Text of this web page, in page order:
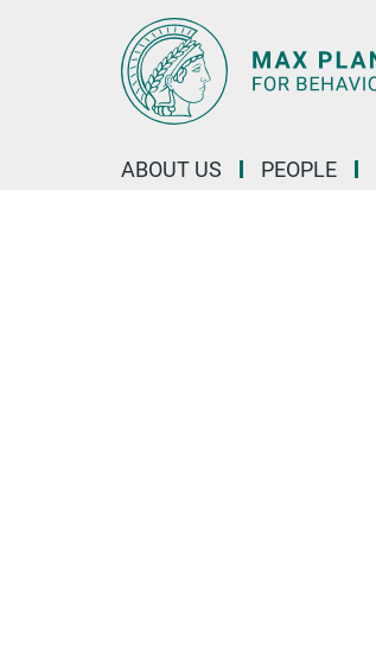
ABOUT US PEOPLE